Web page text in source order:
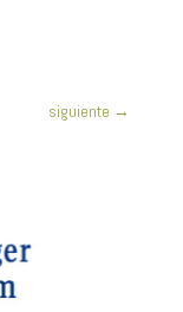
siguiente →